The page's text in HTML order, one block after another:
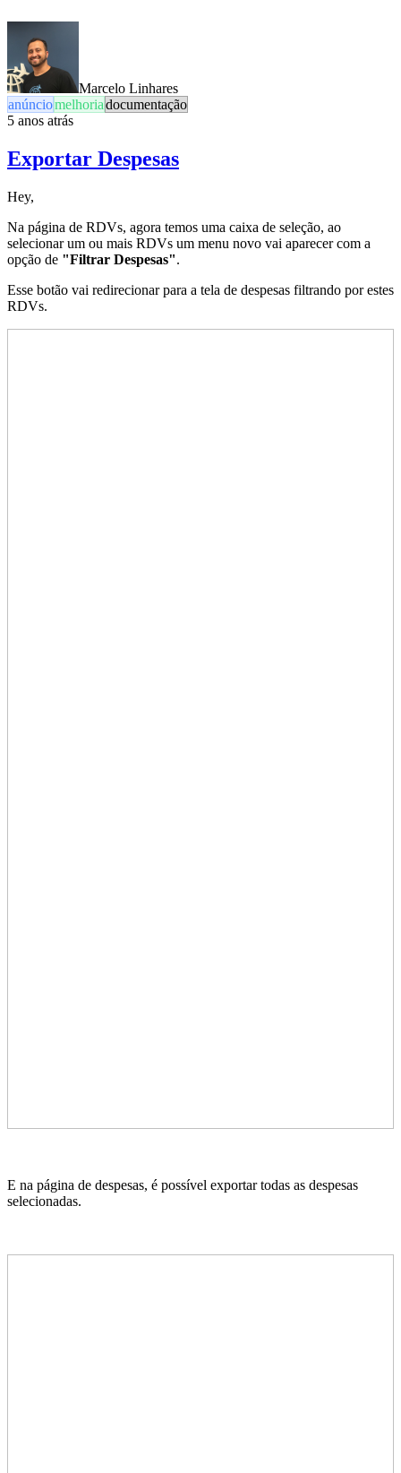
Marcelo Linhares
anúnciomelhoriadocumentação
5 anos atrás
Exportar Despesas
Hey,
Na página de RDVs, agora temos uma caixa de seleção, ao
selecionar um ou mais RDVs um menu novo vai aparecer com a
opção de "Filtrar Despesas".
Esse botão vai redirecionar para a tela de despesas filtrando por estes
RDVs.
E na página de despesas, é possível exportar todas as despesas
selecionadas.